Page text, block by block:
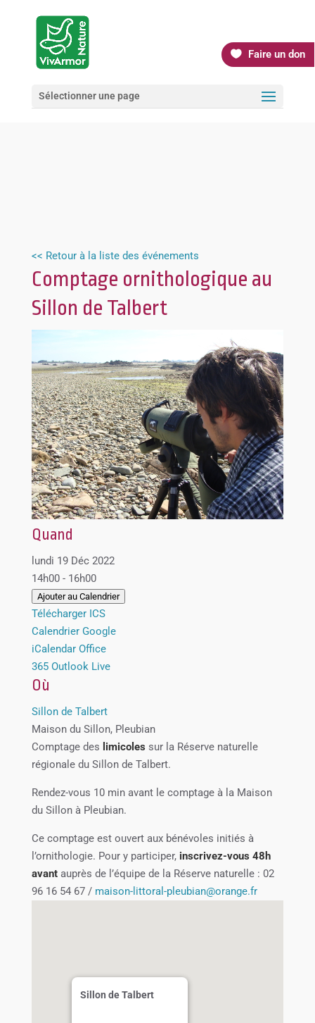
Faire un don
Sélectionner une page
<< Retour à la liste des événements
Comptage ornithologique au
Sillon de Talbert
Quand
lundi 19 Déc 2022
14h00 - 16h00
Ajouter au Calendrier
Télécharger ICS
Calendrier Google
iCalendar Office
365 Outlook Live
Où
Sillon de Talbert
Maison du Sillon, Pleubian
Comptage des limicoles sur la Réserve naturelle
régionale du Sillon de Talbert.
Rendez-vous 10 min avant le comptage à la Maison
du Sillon à Pleubian.
Ce comptage est ouvert aux bénévoles initiés à
l’ornithologie. Pour y participer, inscrivez-vous 48h
avantauprès de l’équipe de la Réserve naturelle : 02
96 16 54 67 / maison-littoral-pleubian@orange.fr
Sillon de Talbert